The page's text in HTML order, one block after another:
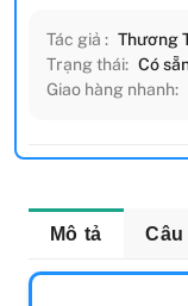
Tác giả : Thương
Trạng thái: Có
Giao hàng nhanh:
Mô tả